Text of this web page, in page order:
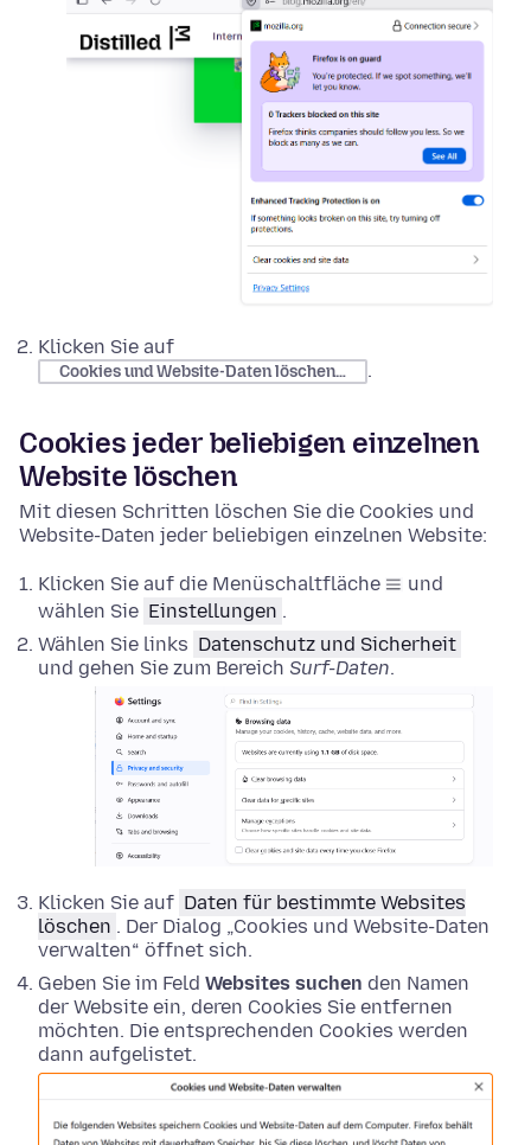
Klicken Sie auf
Cookies und Website-Daten löschen… .
Cookies jeder beliebigen einzelnen
Website löschen
Mit diesen Schritten löschen Sie die Cookies und
Website-Daten jeder beliebigen einzelnen Website:
Klicken Sie auf die Menüschaltfläche
und
wählen Sie Einstellungen .
Wählen Sie links Datenschutz und Sicherheit
und gehen Sie zum Bereich Surf-Daten.
Klicken Sie auf Daten für bestimmte Websites
löschen . Der Dialog „Cookies und Website-Daten
verwalten“ öffnet sich.
Geben Sie im Feld Websites suchen den Namen
der Website ein, deren Cookies Sie entfernen
möchten. Die entsprechenden Cookies werden
dann aufgelistet.